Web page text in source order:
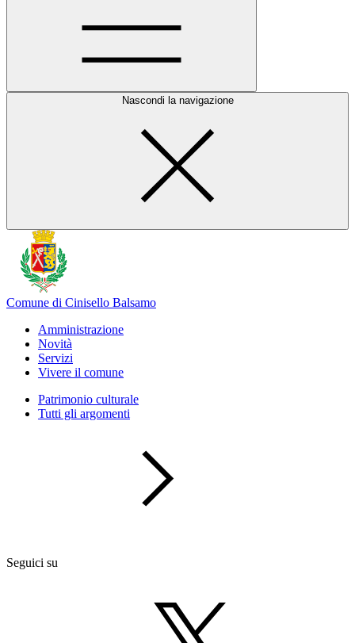
Nascondi la navigazione
Comune di Cinisello Balsamo
Amministrazione
Novità
Servizi
Vivere il comune
Patrimonio culturale
Tutti gli argomenti
Seguici su